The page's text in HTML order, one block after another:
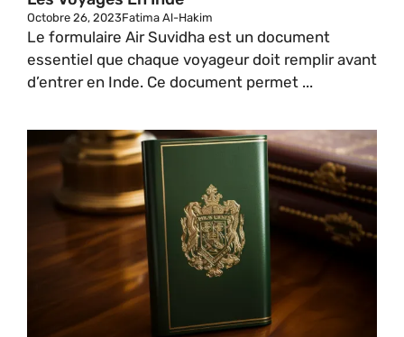
Octobre 26, 2023Fatima Al-Hakim
Le formulaire Air Suvidha est un document
essentiel que chaque voyageur doit remplir avant
d’entrer en Inde. Ce document permet ...